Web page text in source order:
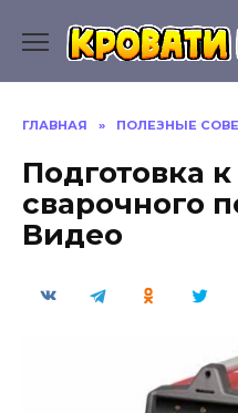
содержанию
ГЛАВНАЯ » ПОЛЕЗНЫЕ
Подготовка
сварочного
Видео